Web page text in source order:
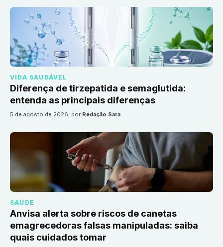
VIDA SAUDÁVEL
Diferença de tirzepatida e semaglutida:
entenda as principais diferenças
5 de agosto de 2026, por Redação Sara
SAÚDE
Anvisa alerta sobre riscos de canetas
emagrecedoras falsas manipuladas: saiba
quais cuidados tomar